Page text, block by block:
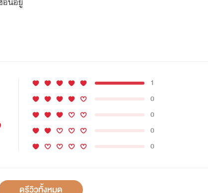
1
0
0
0
0
ดูรีวิวทั้งหมด